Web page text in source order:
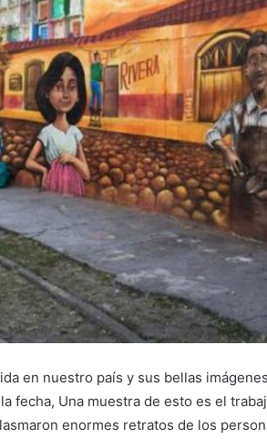
en nuestro país y sus bellas
fecha, Una muestra de esto es el
enormes retratos de los